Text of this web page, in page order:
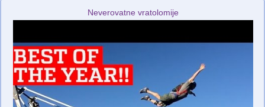
Neverovatne vratolomije